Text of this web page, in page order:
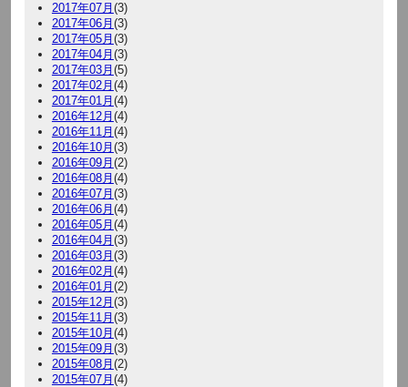
2017年07月 (3)
2017年06月 (3)
2017年05月 (3)
2017年04月 (3)
2017年03月 (5)
2017年02月 (4)
2017年01月 (4)
2016年12月 (4)
2016年11月 (4)
2016年10月 (3)
2016年09月 (2)
2016年08月 (4)
2016年07月 (3)
2016年06月 (4)
2016年05月 (4)
2016年04月 (3)
2016年03月 (3)
2016年02月 (4)
2016年01月 (2)
2015年12月 (3)
2015年11月 (3)
2015年10月 (4)
2015年09月 (3)
2015年08月 (2)
2015年07月 (4)